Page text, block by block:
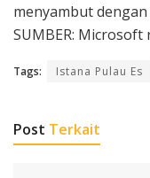
menyambut dengan
SUMBER: Microsoft
Tags: Istana Pulau Es
Post Terkait